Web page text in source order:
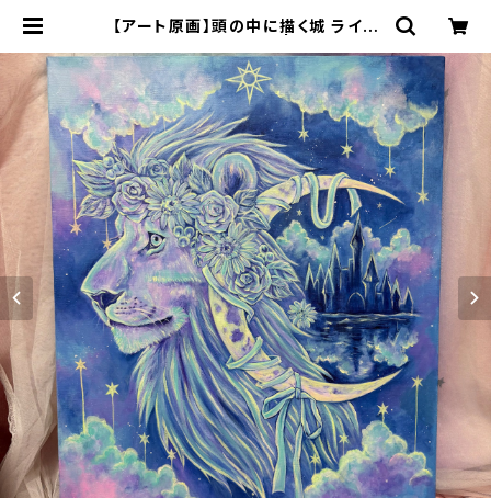
【アート原画】頭の中に描く城 ライオ
mi)